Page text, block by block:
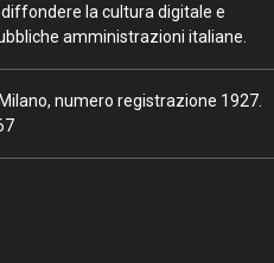
la cultura digitale e
amministrazioni italiane.
numero registrazione 1927.